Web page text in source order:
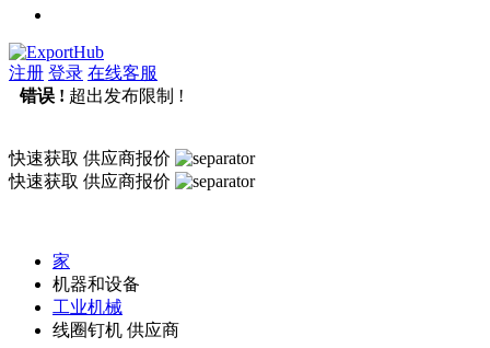
注册 登录 在线客服
错误 ! 超出发布限制 !
快速获取 供应商报价
快速获取 供应商报价
家
机器和设备
工业机械
线圈钉机 供应商